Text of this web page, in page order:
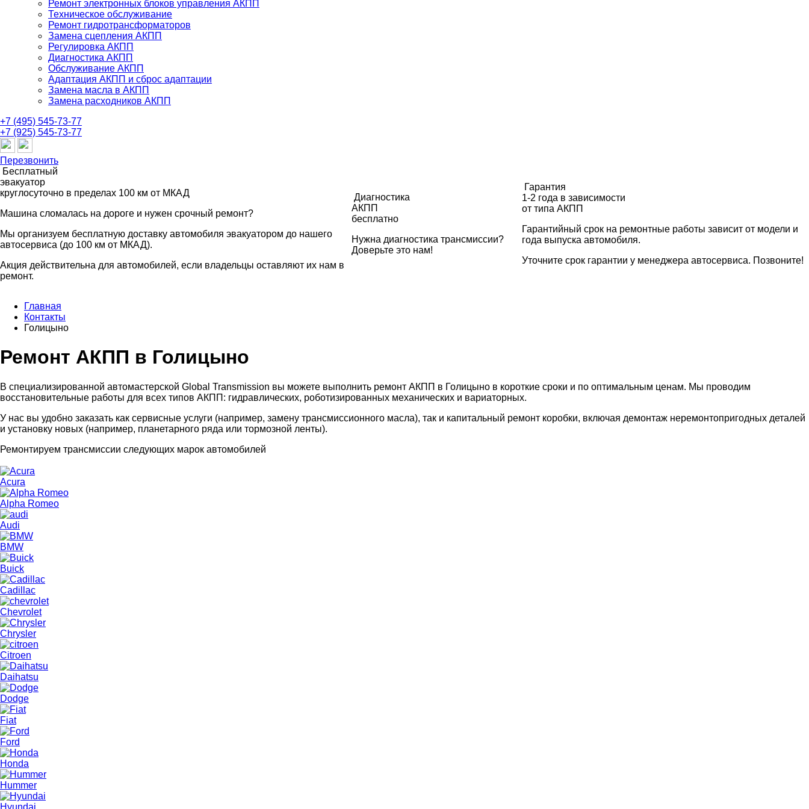
Ремонт электронных блоков управления АКПП
Техническое обслуживание
Ремонт гидротрансформаторов
Замена сцепления АКПП
Регулировка АКПП
Диагностика АКПП
Обслуживание АКПП
Адаптация АКПП и сброс адаптации
Замена масла в АКПП
Замена расходников АКПП
+7 (495) 545-73-77
+7 (925) 545-73-77
Перезвонить
Бесплатный
эвакуатор
круглосуточно в пределах 100 км от МКАД
Машина сломалась на дороге и нужен срочный ремонт?
Мы организуем бесплатную доставку автомобиля эвакуатором до нашего
автосервиса (до 100 км от МКАД).
Акция действительна для автомобилей, если владельцы оставляют их нам в
ремонт.
Диагностика
АКПП
бесплатно
Нужна диагностика трансмиссии?
Доверьте это нам!
Гарантия
1-2 года в зависимости
от типа АКПП
Гарантийный срок на ремонтные работы зависит от модели и
года выпуска автомобиля.
Уточните срок гарантии у менеджера автосервиса. Позвоните!
Главная
Контакты
Голицыно
Ремонт АКПП в Голицыно
В специализированной автомастерской Global Transmission вы можете выполнить ремонт АКПП в Голицыно в короткие сроки и по оптимальным ценам. Мы проводим
восстановительные работы для всех типов АКПП: гидравлических, роботизированных механических и вариаторных.
У нас вы удобно заказать как сервисные услуги (например, замену трансмиссионного масла), так и капитальный ремонт коробки, включая демонтаж неремонтопригодных деталей
и установку новых (например, планетарного ряда или тормозной ленты).
Ремонтируем трансмиссии следующих марок автомобилей
Acura
Alpha Romeo
Audi
BMW
Buick
Cadillac
Chevrolet
Chrysler
Citroen
Daihatsu
Dodge
Fiat
Ford
Honda
Hummer
Hyundai